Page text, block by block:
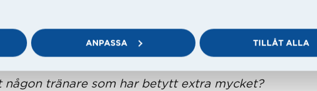
ANPASSA TILLÅT ALLA
till HBK:s P17 i december 2022 så det har
fort men varit otroligt lärorikt.
någon tränare som har betytt extra mycket?